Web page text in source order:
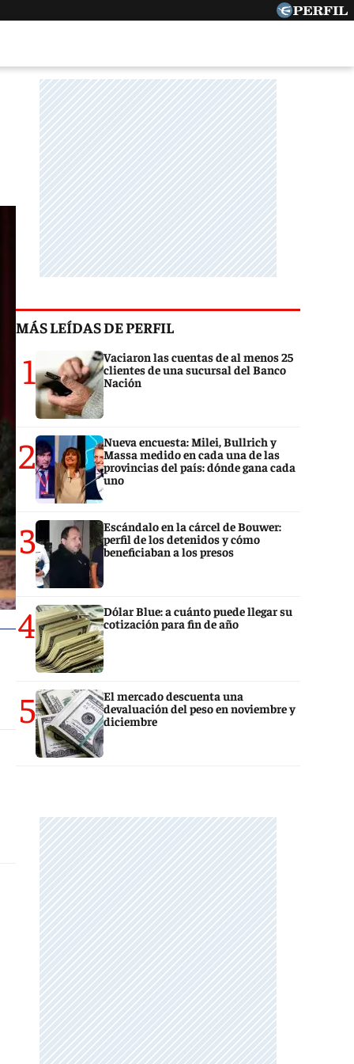
MÁS LEÍDAS DE PERFIL
1
Vaciaron las cuentas de al menos 25
clientes de una sucursal del Banco
Nación
2
Nueva encuesta: Milei, Bullrich y
Massa medido en cada una de las
provincias del país: dónde gana cada
uno
3
Escándalo en la cárcel de Bouwer:
perfil de los detenidos y cómo
beneficiaban a los presos
4
Dólar Blue: a cuánto puede llegar su
cotización para fin de año
5
El mercado descuenta una
devaluación del peso en noviembre y
diciembre